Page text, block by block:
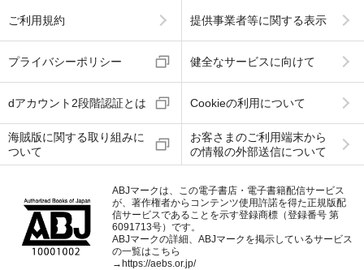
ご利用規約 提供事業者等に関する表示
プライバシーポリシー 健全なサービスに向けて
dアカウント2段階認証とは Cookieの利用について
海賊版に関する取り組みに
ついて
お客さまのご利用端末から
の情報の外部送信について
ABJマークは、この電子書店・電子書籍配信サービス
が、著作権者からコンテンツ使用許諾を得た正規版配
信サービスであることを示す登録商標（登録番号 第
6091713号）です。
ABJマークの詳細、ABJマークを掲示しているサービス
の一覧はこちら
→https://aebs.or.jp/